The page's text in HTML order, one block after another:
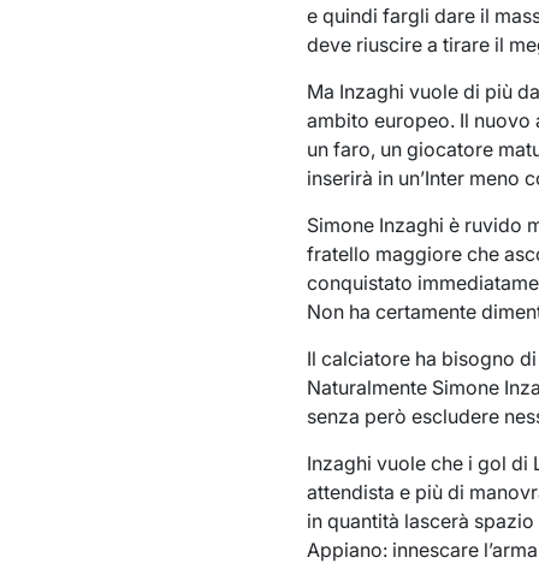
e quindi fargli dare il
deve riuscire a tirare il
Ma Inzaghi vuole di più
ambito europeo. Il nuovo
un faro, un giocatore
inserirà in un’Inter meno
Simone Inzaghi è ruvido
fratello maggiore che
conquistato
Non ha certamente
Il calciatore ha bisogno
Naturalmente Simone
senza però escludere
Inzaghi vuole che i gol di
attendista e più di
in quantità lascerà
Appiano: innescare